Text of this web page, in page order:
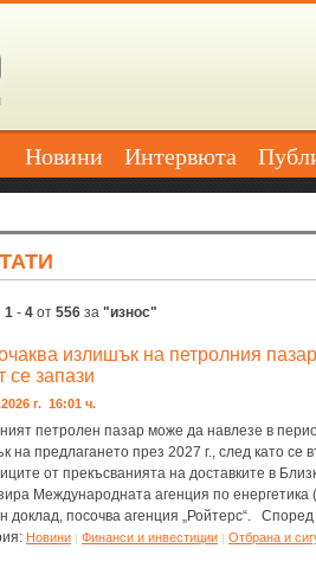
Новини Интервюта
1 - 4 от 556 за "износ"
излишък на петролния пазар
се запази
г. 16:01 ч.
петролен пазар може да навлезе в
на предлагането през 2027 г., след като се
от прекъсванията на доставките в
Международната агенция по
доклад, посочва агенция „Ройтерс“. Според
Новини | Финанси и инвестиции | Отбрана и